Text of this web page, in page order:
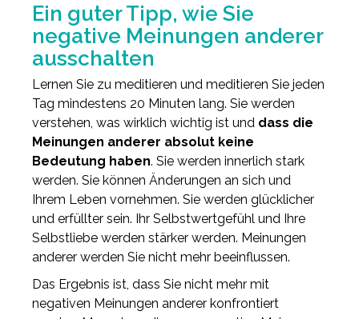
Ein guter Tipp, wie Sie
negative Meinungen anderer
ausschalten
Lernen Sie zu meditieren und meditieren Sie jeden
Tag mindestens 20 Minuten lang. Sie werden
verstehen, was wirklich wichtig ist und dass die
Meinungen anderer absolut keine
Bedeutung haben. Sie werden innerlich stark
werden. Sie können Änderungen an sich und
Ihrem Leben vornehmen. Sie werden glücklicher
und erfüllter sein. Ihr Selbstwertgefühl und Ihre
Selbstliebe werden stärker werden. Meinungen
anderer werden Sie nicht mehr beeinflussen.
Das Ergebnis ist, dass Sie nicht mehr mit
negativen Meinungen anderer konfrontiert